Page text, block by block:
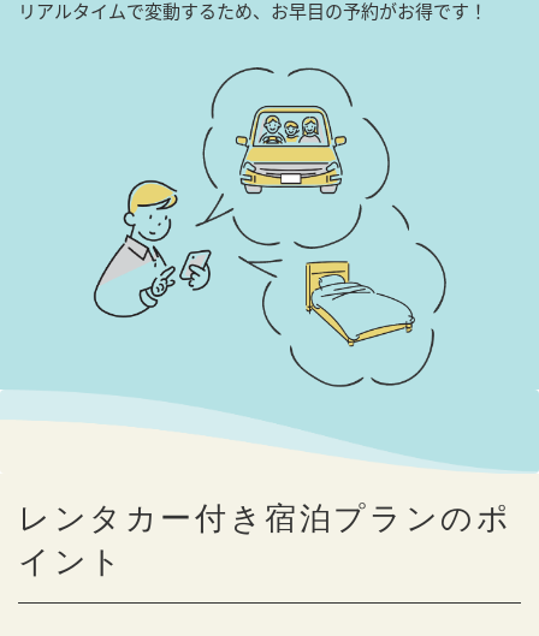
リアルタイムで変動するため、お早目の予約がお得です！
レンタカー付き宿泊プランのポ
イント